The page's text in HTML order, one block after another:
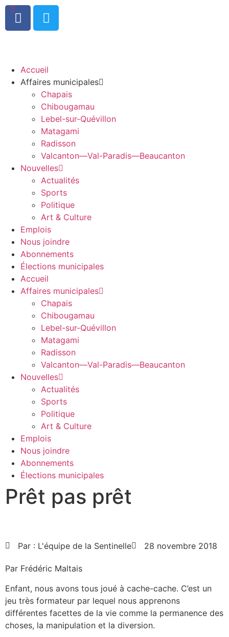
0
Accueil
Affaires municipales
Chapais
Chibougamau
Lebel-sur-Quévillon
Matagami
Radisson
Valcanton—Val-Paradis—Beaucanton
Nouvelles
Actualités
Sports
Politique
Art & Culture
Emplois
Nous joindre
Abonnements
Élections municipales
Accueil
Affaires municipales
Chapais
Chibougamau
Lebel-sur-Quévillon
Matagami
Radisson
Valcanton—Val-Paradis—Beaucanton
Nouvelles
Actualités
Sports
Politique
Art & Culture
Emplois
Nous joindre
Abonnements
Élections municipales
Prêt pas prêt
Par : L'équipe de la Sentinelle 28 novembre 2018
Par Frédéric Maltais
Enfant, nous avons tous joué à cache-cache. C’est un
jeu très formateur par lequel nous apprenons
différentes facettes de la vie comme la permanence des
choses, la manipulation et la diversion.